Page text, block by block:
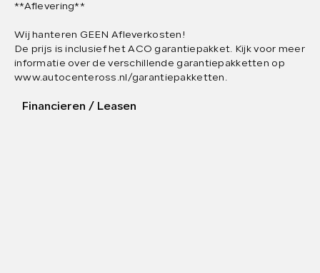
**Aflevering**
Wij hanteren GEEN Afleverkosten!
De prijs is inclusief het ACO garantiepakket. Kijk voor meer
informatie over de verschillende garantiepakketten op
www.autocenteross.nl/garantiepakketten.
Financieren / Leasen